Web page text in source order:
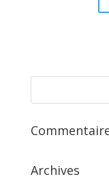
Archives